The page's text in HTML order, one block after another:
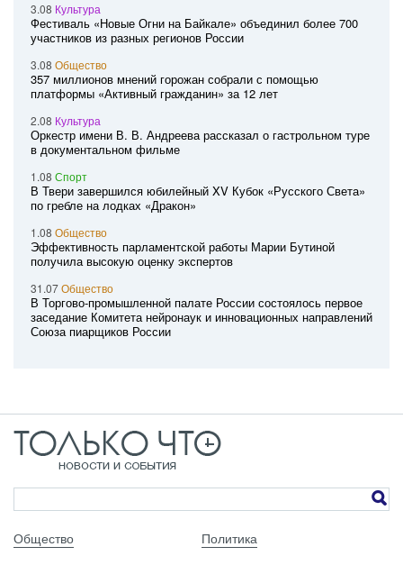
3.08 Культура
Фестиваль «Новые Огни на Байкале» объединил более 700
участников из разных регионов России
3.08 Общество
357 миллионов мнений горожан собрали с помощью
платформы «Активный гражданин» за 12 лет
2.08 Культура
Оркестр имени В. В. Андреева рассказал о гастрольном туре
в документальном фильме
1.08 Спорт
В Твери завершился юбилейный XV Кубок «Русского Света»
по гребле на лодках «Дракон»
1.08 Общество
Эффективность парламентской работы Марии Бутиной
получила высокую оценку экспертов
31.07Общество
В Торгово-промышленной палате России состоялось первое
заседание Комитета нейронаук и инновационных направлений
Союза пиарщиков России
Общество Политика